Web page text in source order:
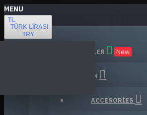
MENU
TL
TÜRK LIRASI
TRY
TÜM KATEGORILER New
FASHION
ACCESORIES